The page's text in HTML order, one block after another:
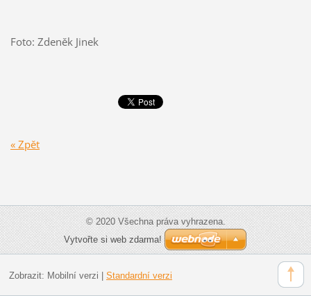
Foto: Zdeněk Jinek
« Zpět
© 2020 Všechna práva vyhrazena.
Vytvořte si web zdarma!
Zobrazit: Mobilní verzi Standardní verzi